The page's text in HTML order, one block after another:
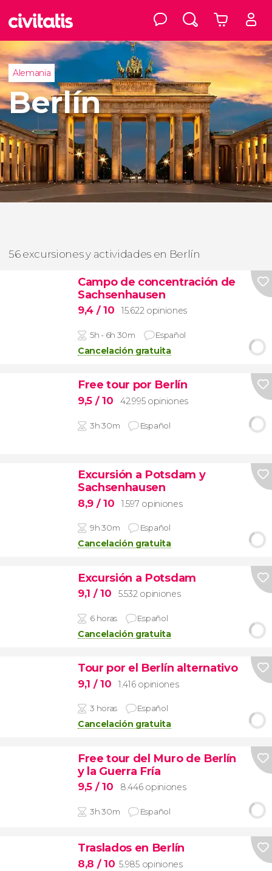
Alemania
Berlín
56 excursiones y actividades en Berlín
Campo de concentración de
Sachsenhausen
9,4 / 10 15.622 opiniones
5h - 6h 30m Español
Cancelación gratuita
Free tour por Berlín
9,5 / 10 42.995 opiniones
3h 30m Español
Excursión a Potsdam y
Sachsenhausen
8,9 / 10 1.597 opiniones
9h 30m Español
Cancelación gratuita
Excursión a Potsdam
9,1 / 10 5.532 opiniones
6 horas Español
Cancelación gratuita
Tour por el Berlín alternativo
9,1 / 10 1.416 opiniones
3 horas Español
Cancelación gratuita
Free tour del Muro de Berlín
y la Guerra Fría
9,5 / 10 8.446 opiniones
3h 30m Español
Traslados en Berlín
8,8 / 10 5.985 opiniones